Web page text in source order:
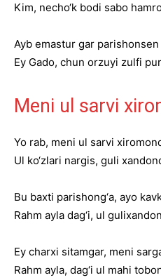
Kim, necho‘k bodi sabo
Ayb emastur gar parishonsen
Ey Gado, chun orzuyi zulfi
Meni ul sarvi
Yo rab, meni ul sarvi
Ul ko‘zlari nargis, guli
Bu baxti parishong‘a, ayo
Rahm ayla dag‘i, ul
Ey charxi sitamgar, meni
Rahm ayla, dag‘i ul mahi